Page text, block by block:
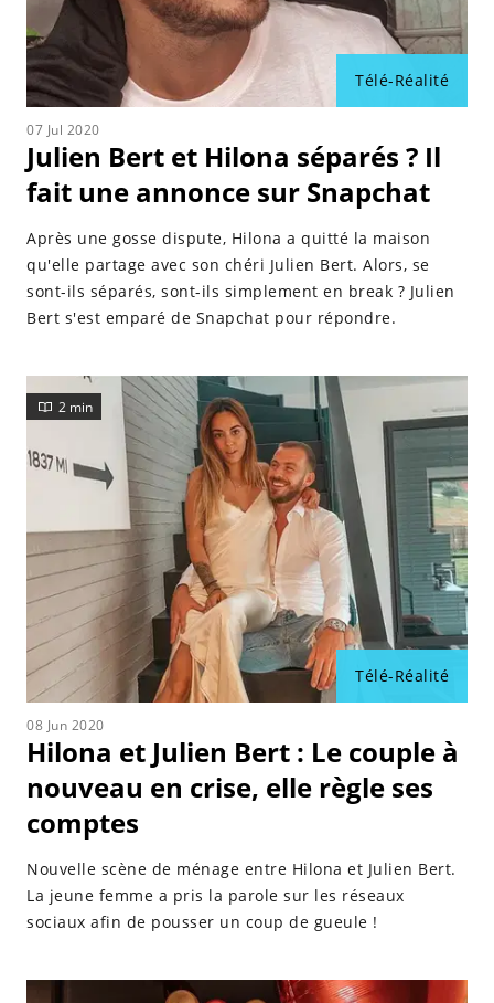
Télé-Réalité
07 Jul 2020
Julien Bert et Hilona séparés ? Il
fait une annonce sur Snapchat
Après une gosse dispute, Hilona a quitté la maison
qu'elle partage avec son chéri Julien Bert. Alors, se
sont-ils séparés, sont-ils simplement en break ? Julien
Bert s'est emparé de Snapchat pour répondre.
Télé-Réalité
2 min
08 Jun 2020
Hilona et Julien Bert : Le couple à
nouveau en crise, elle règle ses
comptes
Nouvelle scène de ménage entre Hilona et Julien Bert.
La jeune femme a pris la parole sur les réseaux
sociaux afin de pousser un coup de gueule !